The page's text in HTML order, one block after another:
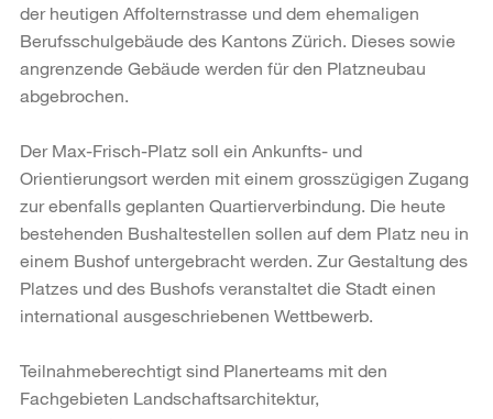
der heutigen Affolternstrasse und dem ehemaligen
Berufsschulgebäude des Kantons Zürich. Dieses sowie
angrenzende Gebäude werden für den Platzneubau
abgebrochen.
Der Max-Frisch-Platz soll ein Ankunfts- und
Orientierungsort werden mit einem grosszügigen Zugang
zur ebenfalls geplanten Quartierverbindung. Die heute
bestehenden Bushaltestellen sollen auf dem Platz neu in
einem Bushof untergebracht werden. Zur Gestaltung des
Platzes und des Bushofs veranstaltet die Stadt einen
international ausgeschriebenen Wettbewerb.
Teilnahmeberechtigt sind Planerteams mit den
Fachgebieten Landschaftsarchitektur,